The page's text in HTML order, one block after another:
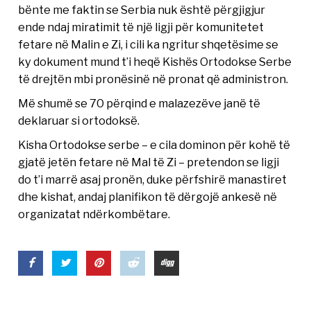
bënte me faktin se Serbia nuk është përgjigjur
ende ndaj miratimit të një ligji për komunitetet
fetare në Malin e Zi, i cili ka ngritur shqetësime se
ky dokument mund t’i heqë Kishës Ortodokse Serbe
të drejtën mbi pronësinë në pronat që administron.
Më shumë se 70 përqind e malazezëve janë të
deklaruar si ortodoksë.
Kisha Ortodokse serbe – e cila dominon për kohë të
gjatë jetën fetare në Mal të Zi – pretendon se ligji
do t’i marrë asaj pronën, duke përfshirë manastiret
dhe kishat, andaj planifikon të dërgojë ankesë në
organizatat ndërkombëtare.